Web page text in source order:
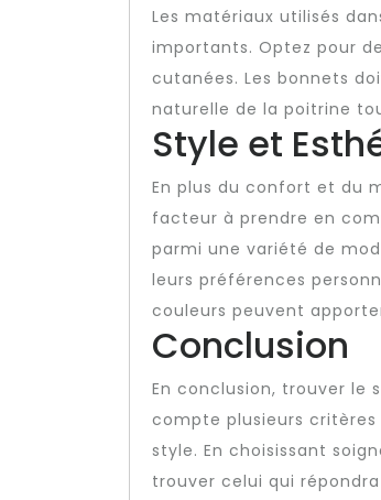
Les matériaux utilisés
importants. Optez pour
cutanées. Les bonnets
naturelle de la poitrine
Style et
En plus du confort et du
facteur à prendre en
parmi une variété de
leurs préférences
couleurs peuvent
Conclusion
En conclusion, trouver le
compte plusieurs
style. En choisissant
trouver celui qui